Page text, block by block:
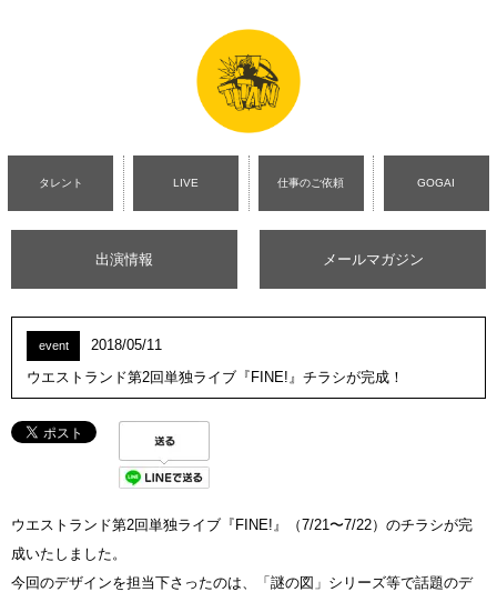
タレント LIVE 仕事のご依頼 GOGAI
出演情報 メールマガジン
event
2018/05/11
ウエストランド第2回単独ライブ『FINE!』チラシが完成！
ウエストランド第2回単独ライブ『FINE!』（7/21〜7/22）のチラシが完
成いたしました。
今回のデザインを担当下さったのは、「謎の図」シリーズ等で話題のデ